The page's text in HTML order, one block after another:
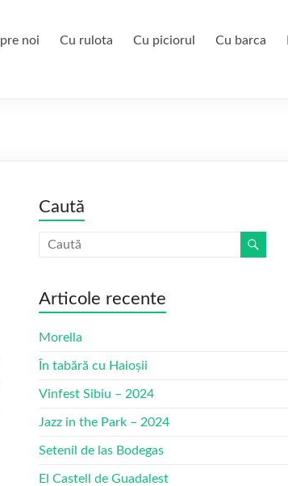
noi Cu rulota Cu piciorul Cu barca
Caută
Articole recente
Morella
În tabără cu Haioșii
Vinfest Sibiu – 2024
Jazz in the Park – 2024
Setenil de las Bodegas
El Castell de Guadalest